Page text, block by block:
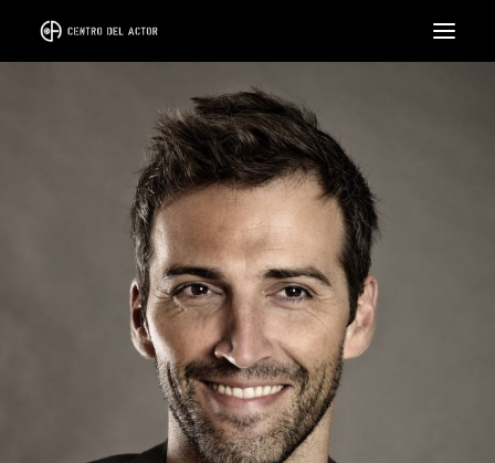
ALQUILER DE SALA